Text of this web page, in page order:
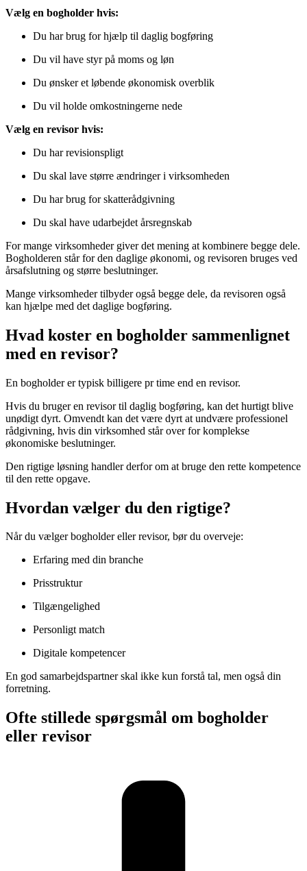
Vælg en bogholder hvis:
Du har brug for hjælp til daglig bogføring
Du vil have styr på moms og løn
Du ønsker et løbende økonomisk overblik
Du vil holde omkostningerne nede
Vælg en revisor hvis:
Du har revisionspligt
Du skal lave større ændringer i virksomheden
Du har brug for skatterådgivning
Du skal have udarbejdet årsregnskab
For mange virksomheder giver det mening at kombinere begge dele.
Bogholderen står for den daglige økonomi, og revisoren bruges ved
årsafslutning og større beslutninger.
Mange virksomheder tilbyder også begge dele, da revisoren også
kan hjælpe med det daglige bogføring.
Hvad koster en bogholder sammenlignet
med en revisor?
En bogholder er typisk billigere pr time end en revisor.
Hvis du bruger en revisor til daglig bogføring, kan det hurtigt blive
unødigt dyrt. Omvendt kan det være dyrt at undvære professionel
rådgivning, hvis din virksomhed står over for komplekse
økonomiske beslutninger.
Den rigtige løsning handler derfor om at bruge den rette kompetence
til den rette opgave.
Hvordan vælger du den rigtige?
Når du vælger bogholder eller revisor, bør du overveje:
Erfaring med din branche
Prisstruktur
Tilgængelighed
Personligt match
Digitale kompetencer
En god samarbejdspartner skal ikke kun forstå tal, men også din
forretning.
Ofte stillede spørgsmål om bogholder
eller revisor